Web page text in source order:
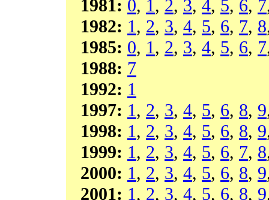
1981: 0, 1, 2, 3, 4, 5, 6, 7
1982: 1, 2, 3, 4, 5, 6, 7, 8
1985: 0, 1, 2, 3, 4, 5, 6, 7
1988: 7
1992: 1
1997: 1, 2, 3, 4, 5, 6, 8, 9
1998: 1, 2, 3, 4, 5, 6, 8, 9
1999: 1, 2, 3, 4, 5, 6, 7, 8
2000: 1, 2, 3, 4, 5, 6, 8, 9
2001: 1, 2, 3, 4, 5, 6, 8, 9